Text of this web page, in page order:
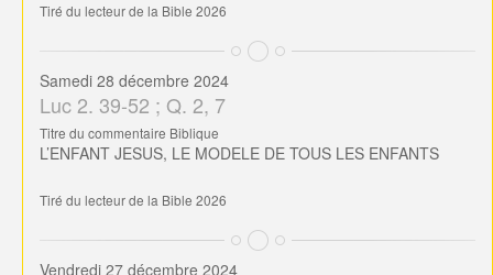
Tiré du lecteur de la Bible 2026
Samedi 28 décembre 2024
Luc 2. 39-52 ; Q. 2, 7
Titre du commentaire Biblique
L’ENFANT JESUS, LE MODELE DE TOUS LES ENFANTS
Tiré du lecteur de la Bible 2026
Vendredi 27 décembre 2024